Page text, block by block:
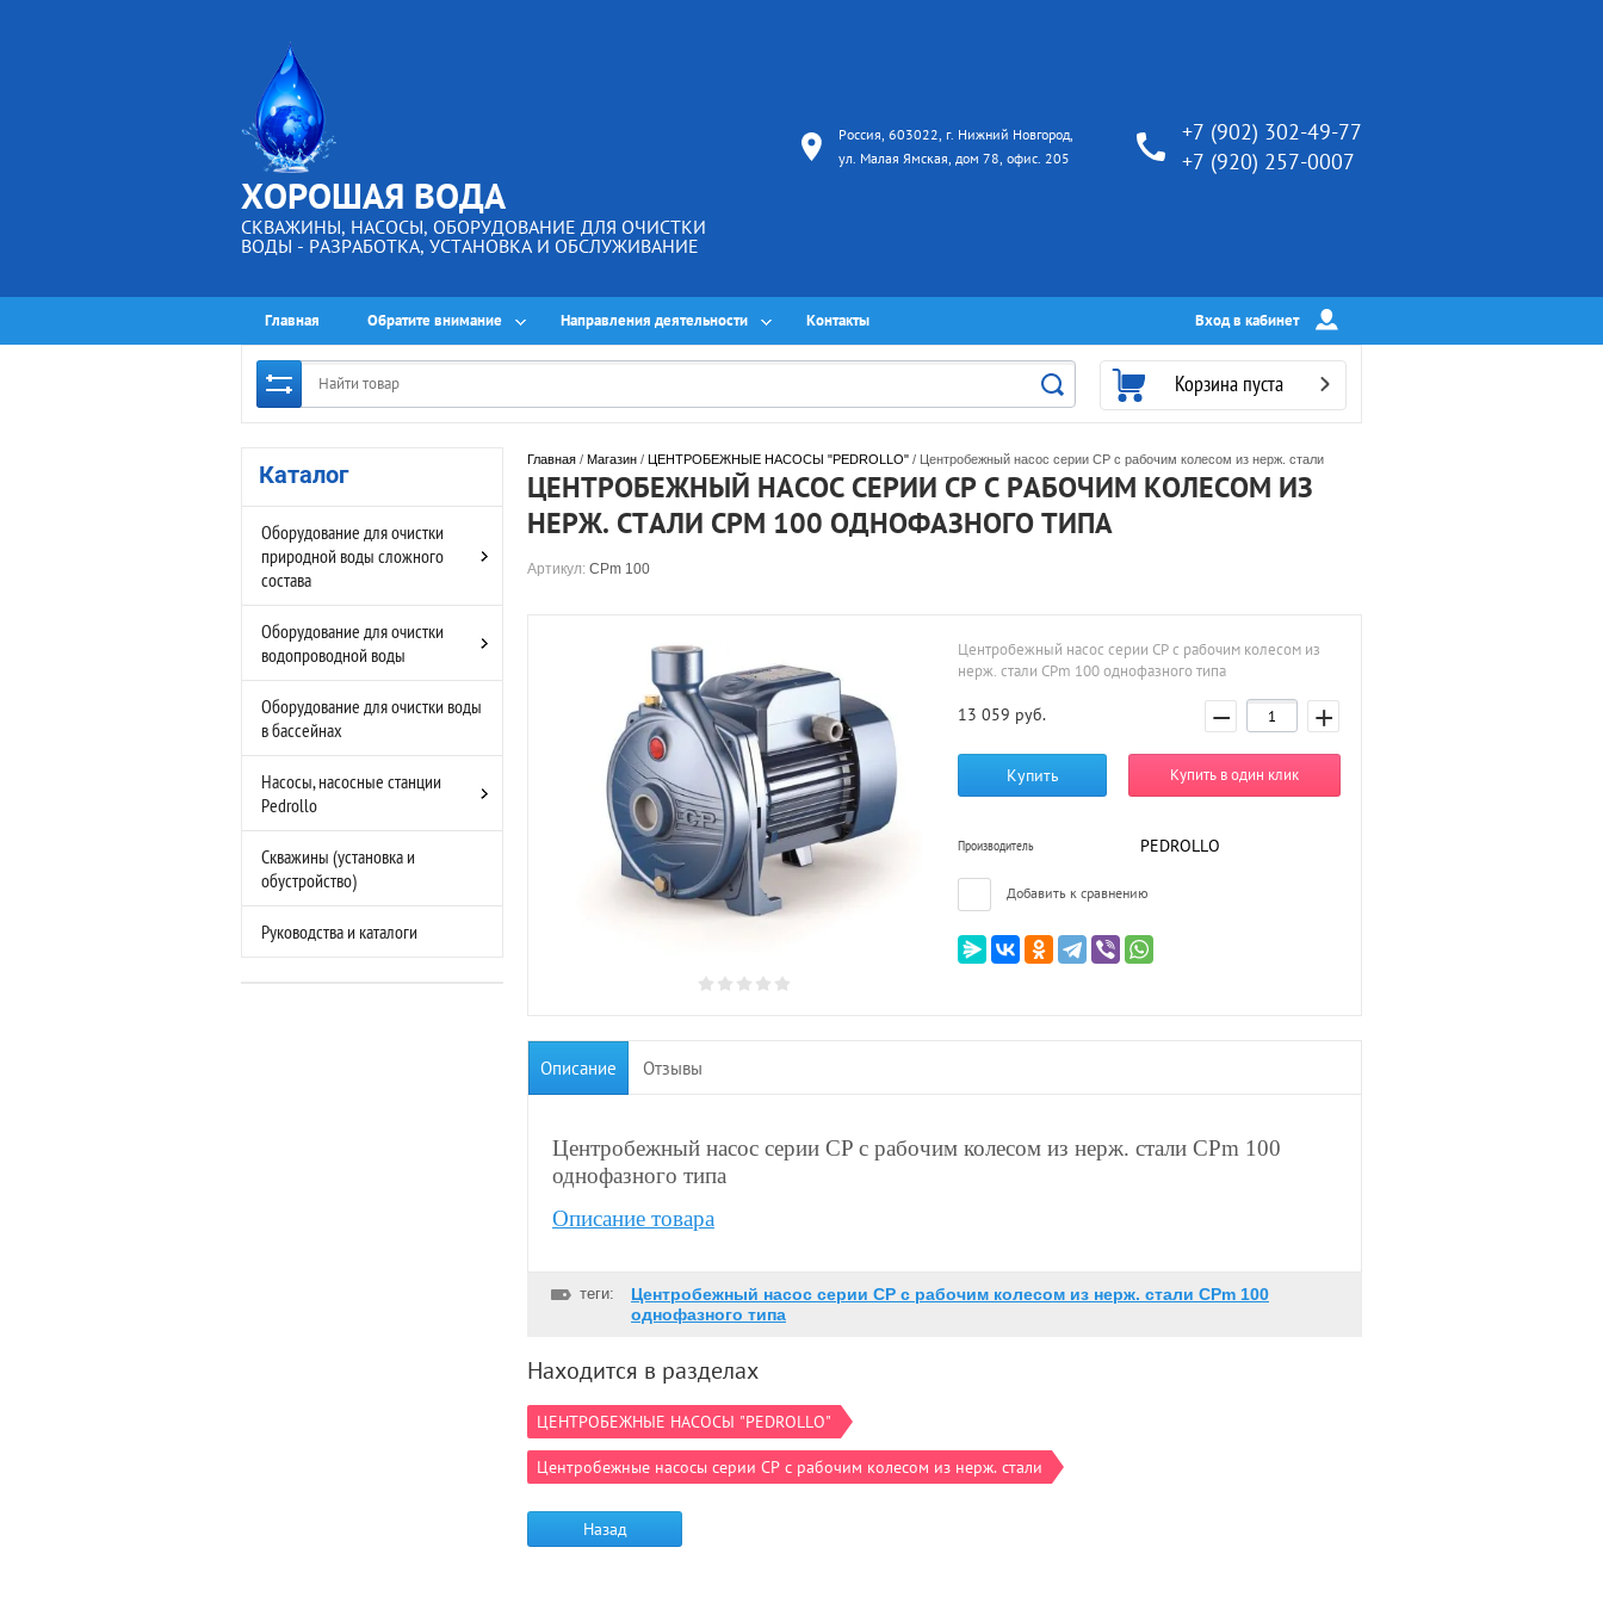
ХОРОШАЯ ВОДА
СКВАЖИНЫ, НАСОСЫ, ОБОРУДОВАНИЕ ДЛЯ ОЧИСТКИ
ВОДЫ - РАЗРАБОТКА, УСТАНОВКА И ОБСЛУЖИВАНИЕ
Россия, 603022, г. Нижний Новгород,
ул. Малая Ямская, дом 78, офис. 205
+7 (902) 302-49-77
+7 (920) 257-0007
Главная Обратите внимание Направления деятельности Контакты Вход в кабинет
Корзина пуста
Каталог
Оборудование для очистки
природной воды сложного
состава
Оборудование для очистки
водопроводной воды
Оборудование для очистки воды
в бассейнах
Насосы, насосные станции
Pedrollo
Скважины (установка и
обустройство)
Руководства и каталоги
Главная / Магазин / ЦЕНТРОБЕЖНЫЕ НАСОСЫ "PEDROLLO" / Центробежный насос серии CP с рабочим колесом из нерж. стали
ЦЕНТРОБЕЖНЫЙ НАСОС СЕРИИ CP С РАБОЧИМ КОЛЕСОМ ИЗ
НЕРЖ. СТАЛИ CPM 100 ОДНОФАЗНОГО ТИПА
Артикул: CPm 100
Центробежный насос серии CP с рабочим колесом из
нерж. стали CPm 100 однофазного типа
13 059 руб. − +
Купить Купить в один клик
Производитель PEDROLLO
Добавить к сравнению
Описание Отзывы
Центробежный насос серии CP с рабочим колесом из нерж. стали CPm 100
однофазного типа
Описание товара
теги:
Центробежный насос серии CP с рабочим колесом из нерж. стали CPm 100
однофазного типа
Находится в разделах
ЦЕНТРОБЕЖНЫЕ НАСОСЫ "PEDROLLO"
Центробежные насосы серии CP с рабочим колесом из нерж. стали
Назад